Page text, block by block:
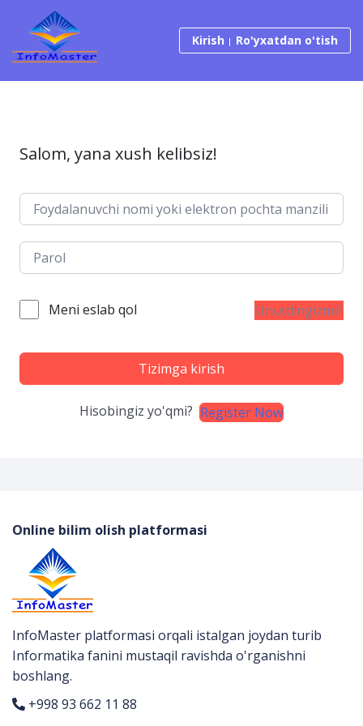
Tarkibga o‘tish
Kirish Ro'yxatdan o'tish
Salom, yana xush kelibsiz!
Meni eslab qol Unutdingizmi?
Tizimga kirish
Hisobingiz yo'qmi? Register Now
Online bilim olish platformasi
InfoMaster platformasi orqali istalgan joydan turib
Informatika fanini mustaqil ravishda o'rganishni
boshlang.
+998 93 662 11 88